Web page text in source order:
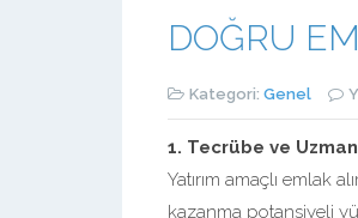
DOĞRU
Kategori: Genel
1. Tecrübe ve
Yatırım amaçlı emlak
kazanma potansiyeli